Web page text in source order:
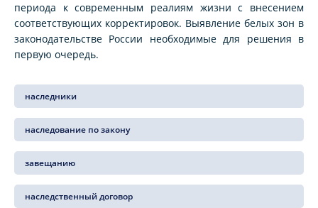
периода к современным реалиям жизни с внесением
соответствующих корректировок. Выявление белых зон в
законодательстве России необходимые для решения в
первую очередь.
наследники
наследование по закону
завещанию
наследственный договор